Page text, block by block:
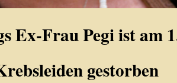
Ex-Frau Pegi ist am
gestorben